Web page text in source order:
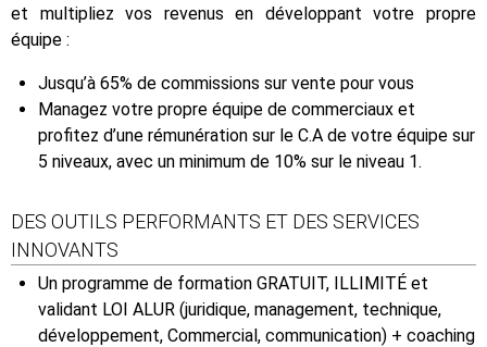
et multipliez vos revenus en développant votre propre
équipe :
Jusqu’à 65% de commissions sur vente pour vous
Managez votre propre équipe de commerciaux et
profitez d’une rémunération sur le C.A de votre équipe sur
5 niveaux, avec un minimum de 10% sur le niveau 1.
DES OUTILS PERFORMANTS ET DES SERVICES
INNOVANTS
Un programme de formation GRATUIT, ILLIMITÉ et
validant LOI ALUR (juridique, management, technique,
développement, Commercial, communication) + coaching